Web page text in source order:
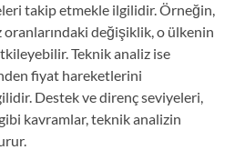
takip etmekle ilgilidir. Örneğin,
değişiklik, o ülkenin
Teknik analiz ise
fiyat hareketlerini
Destek ve direnç seviyeleri,
kavramlar, teknik analizin